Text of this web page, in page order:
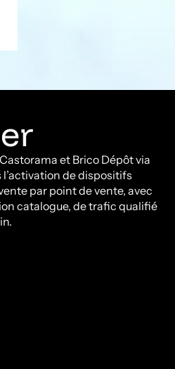
et Brico Dépôt via
de dispositifs
par point de vente, avec
catalogue, de trafic qualifié